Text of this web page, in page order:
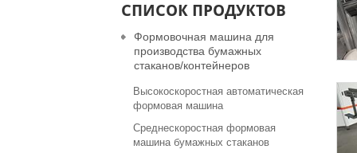
СПИСОК ПРОДУКТОВ
Формовочная машина для
производства бумажных
стаканов/контейнеров
Высокоскоростная автоматическая
формовая машина
Среднескоростная формовая
машина бумажных стаканов